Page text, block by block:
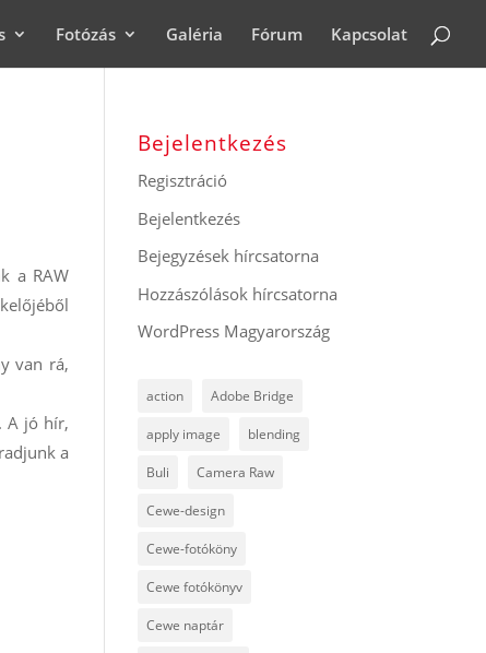
Fotózás Galéria Fórum Kapcsolat
a RAW
van rá,
A jó hír,
a
Bejelentkezés
Regisztráció
Bejelentkezés
Bejegyzések hírcsatorna
Hozzászólások hírcsatorna
WordPress Magyarország
action Adobe Bridge
apply image blending
Buli Camera Raw
Cewe-design
Cewe-fotóköny
Cewe fotókönyv
Cewe naptár